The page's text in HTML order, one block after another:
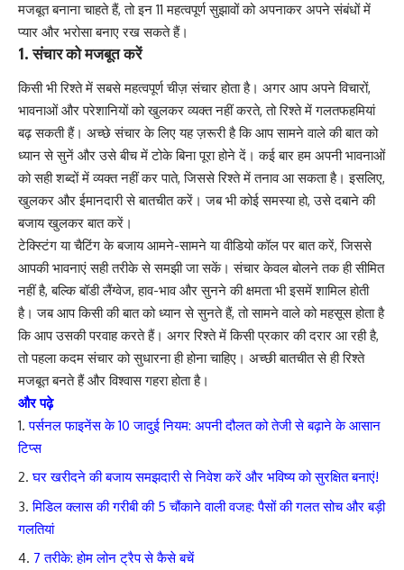
मजबूत बनाना चाहते हैं, तो इन 11 महत्वपूर्ण सुझावों को अपनाकर अपने संबंधों में
प्यार और भरोसा बनाए रख सकते हैं।
1. संचार को मजबूत करें
किसी भी रिश्ते में सबसे महत्वपूर्ण चीज़ संचार होता है। अगर आप अपने विचारों,
भावनाओं और परेशानियों को खुलकर व्यक्त नहीं करते, तो रिश्ते में गलतफहमियां
बढ़ सकती हैं। अच्छे संचार के लिए यह ज़रूरी है कि आप सामने वाले की बात को
ध्यान से सुनें और उसे बीच में टोके बिना पूरा होने दें। कई बार हम अपनी भावनाओं
को सही शब्दों में व्यक्त नहीं कर पाते, जिससे रिश्ते में तनाव आ सकता है। इसलिए,
खुलकर और ईमानदारी से बातचीत करें। जब भी कोई समस्या हो, उसे दबाने की
बजाय खुलकर बात करें।
टेक्स्टिंग या चैटिंग के बजाय आमने-सामने या वीडियो कॉल पर बात करें, जिससे
आपकी भावनाएं सही तरीके से समझी जा सकें। संचार केवल बोलने तक ही सीमित
नहीं है, बल्कि बॉडी लैंग्वेज, हाव-भाव और सुनने की क्षमता भी इसमें शामिल होती
है। जब आप किसी की बात को ध्यान से सुनते हैं, तो सामने वाले को महसूस होता है
कि आप उसकी परवाह करते हैं। अगर रिश्ते में किसी प्रकार की दरार आ रही है,
तो पहला कदम संचार को सुधारना ही होना चाहिए। अच्छी बातचीत से ही रिश्ते
मजबूत बनते हैं और विश्वास गहरा होता है।
और पढ़े
पर्सनल फाइनेंस के 10 जादुई नियम: अपनी दौलत को तेजी से बढ़ाने के आसान
टिप्स
घर खरीदने की बजाय समझदारी से निवेश करें और भविष्य को सुरक्षित बनाएं!
मिडिल क्लास की गरीबी की 5 चौंकाने वाली वजह: पैसों की गलत सोच और बड़ी
गलतियां
7 तरीके: होम लोन ट्रैप से कैसे बचें